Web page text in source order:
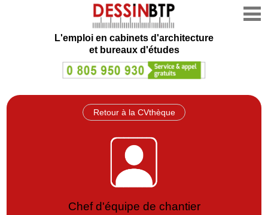
L'emploi en cabinets d'architecture
et bureaux d'études
Retour à la CVthèque
Chef d'équipe de chantier